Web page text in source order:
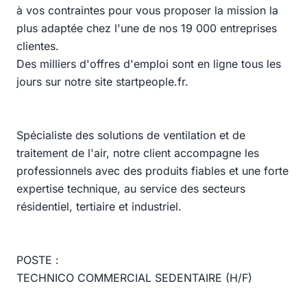
à vos contraintes pour vous proposer la mission la
plus adaptée chez l'une de nos 19 000 entreprises
clientes.
Des milliers d'offres d'emploi sont en ligne tous les
jours sur notre site startpeople.fr.
Spécialiste des solutions de ventilation et de
traitement de l'air, notre client accompagne les
professionnels avec des produits fiables et une forte
expertise technique, au service des secteurs
résidentiel, tertiaire et industriel.
POSTE :
TECHNICO COMMERCIAL SEDENTAIRE (H/F)